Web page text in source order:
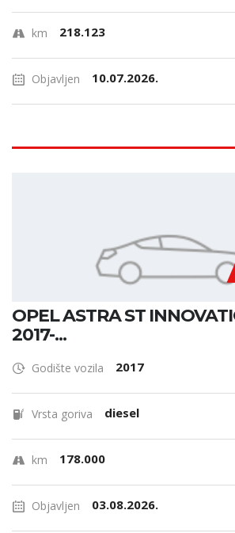
km 218.123
Objavljen 10.07.2026.
OPEL ASTRA ST
2017-...
Godište vozila 2017
Vrsta goriva diesel
km 178.000
Objavljen 03.08.2026.